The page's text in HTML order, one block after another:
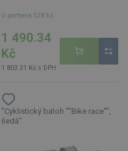
U partnera 528 ks
1 490.34
Kč
1 803.31 Kč s DPH
"Cyklistický batoh ""Bike race"",
šedá"